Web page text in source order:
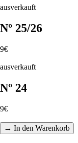
ausverkauft
Nº 25/26
9€
ausverkauft
Nº 24
9€
→ In den Warenkorb